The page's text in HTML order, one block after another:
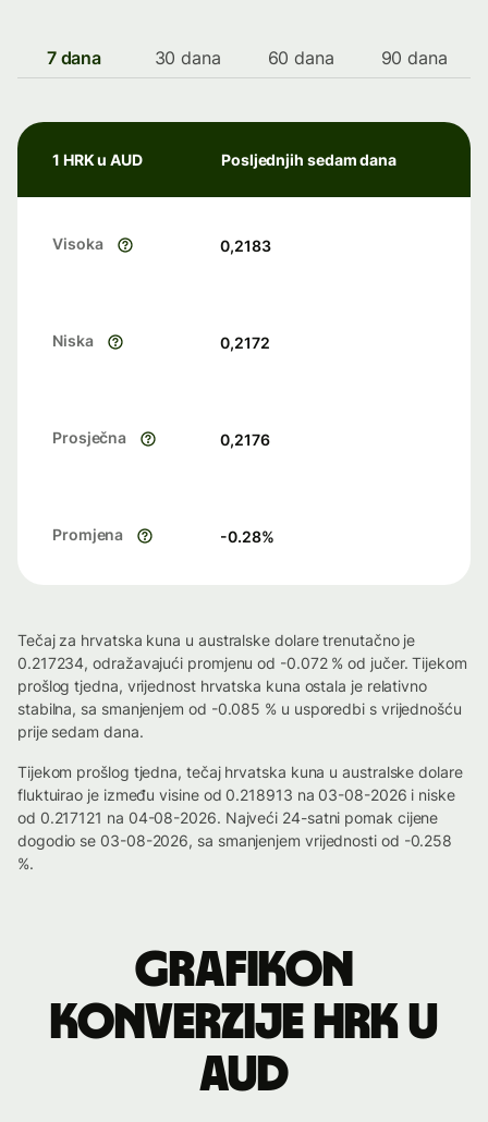
7 dana 30 dana 60 dana 90 dana
1 HRK u AUD Posljednjih sedam dana
Visoka 0,2183
Niska 0,2172
Prosječna 0,2176
Promjena -0.28%
Tečaj za hrvatska kuna u australske dolare trenutačno je
0.217234, odražavajući promjenu od -0.072 % od jučer. Tijekom
prošlog tjedna, vrijednost hrvatska kuna ostala je relativno
stabilna, sa smanjenjem od -0.085 % u usporedbi s vrijednošću
prije sedam dana.
Tijekom prošlog tjedna, tečaj hrvatska kuna u australske dolare
fluktuirao je između visine od 0.218913 na 03-08-2026 i niske
od 0.217121 na 04-08-2026. Najveći 24-satni pomak cijene
dogodio se 03-08-2026, sa smanjenjem vrijednosti od -0.258
%.
Grafikon
konverzije HRK u
AUD